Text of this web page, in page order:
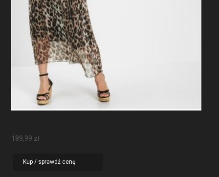
189,99 zł
Kup / sprawdź cenę